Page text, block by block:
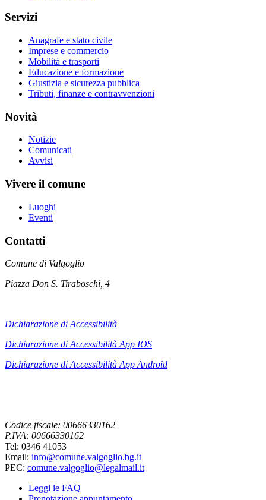
Servizi
Anagrafe e stato civile
Imprese e commercio
Mobilità e trasporti
Educazione e formazione
Giustizia e sicurezza pubblica
Tributi, finanze e contravvenzioni
Novità
Notizie
Comunicati
Avvisi
Vivere il comune
Luoghi
Eventi
Contatti
Comune di Valgoglio
Piazza Don S. Tiraboschi, 4
Dichiarazione di Accessibilità
Dichiarazione di Accessibilità App IOS
Dichiarazione di Accessibilità App Android
Codice fiscale: 00666330162
P.IVA: 00666330162
Tel: 0346 41053
Email: info@comune.valgoglio.bg.it
PEC: comune.valgoglio@legalmail.it
Leggi le FAQ